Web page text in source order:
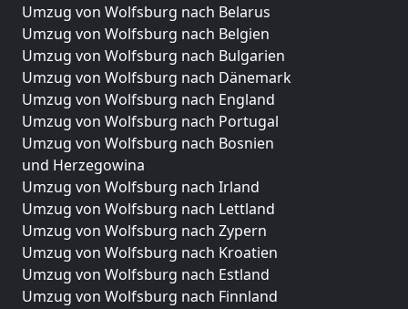
Umzug von Wolfsburg nach Belarus
Umzug von Wolfsburg nach Belgien
Umzug von Wolfsburg nach Bulgarien
Umzug von Wolfsburg nach Dänemark
Umzug von Wolfsburg nach England
Umzug von Wolfsburg nach Portugal
Umzug von Wolfsburg nach Bosnien
und Herzegowina
Umzug von Wolfsburg nach Irland
Umzug von Wolfsburg nach Lettland
Umzug von Wolfsburg nach Zypern
Umzug von Wolfsburg nach Kroatien
Umzug von Wolfsburg nach Estland
Umzug von Wolfsburg nach Finnland